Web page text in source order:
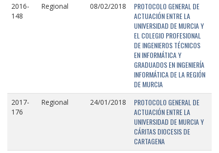
2016-
148
Regional 08/02/2018
PROTOCOLO GENERAL DE
ACTUACIÓN ENTRE LA
UNIVERSIDAD DE MURCIA Y
EL COLEGIO PROFESIONAL
DE INGENIEROS TÉCNICOS
EN INFORMÁTICA Y
GRADUADOS EN INGENIERÍA
INFORMÁTICA DE LA REGIÓN
DE MURCIA
2017-
176
Regional 24/01/2018
PROTOCOLO GENERAL DE
ACTUACIÓN ENTRE LA
UNIVERSIDAD DE MURCIA Y
CÁRITAS DIOCESIS DE
CARTAGENA